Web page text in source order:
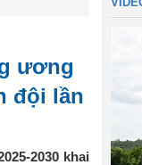
ương
đội lần
2030 khai